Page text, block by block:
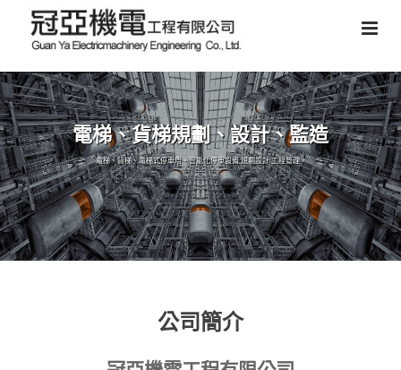
電梯、貨梯規劃、設計、監造
電梯、貨梯、電梯式停車塔、智能化停車設備,規劃設計,工程管理。
公司簡介